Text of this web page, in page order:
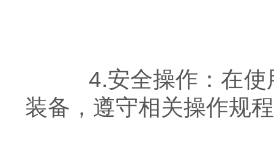
4.安全操作：在使
装备，遵守相关操作规